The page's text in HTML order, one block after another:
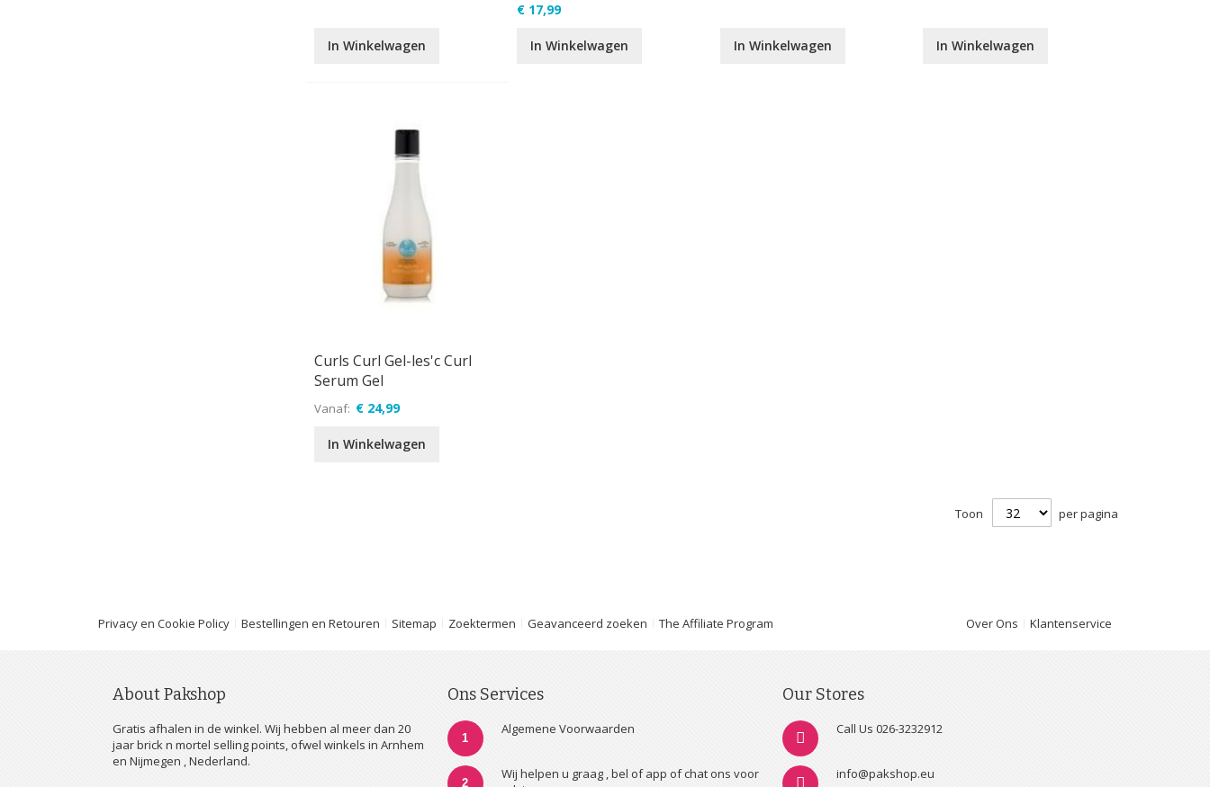
In Winkelwagen
€ 17,99
In Winkelwagen In Winkelwagen In Winkelwagen
Curls Curl Gel-les'c Curl
Serum Gel
Vanaf € 24,99
In Winkelwagen
Toon per pagina
Privacy en Cookie Policy Bestellingen en Retouren Sitemap Zoektermen Geavanceerd zoeken The Affiliate Program Over Ons Klantenservice
About Pakshop
Gratis afhalen in de winkel. Wij hebben al meer dan 20
jaar brick n mortel selling points, ofwel winkels in Arnhem
en Nijmegen , Nederland.
Ons Services
1
Algemene Voorwaarden
2
Wij helpen u graag , bel of app of chat ons voor
Our Stores
Call Us 026-3232912
info@pakshop.eu